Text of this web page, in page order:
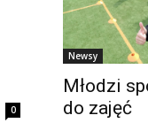
0
Newsy
Młodzi
do zajęć